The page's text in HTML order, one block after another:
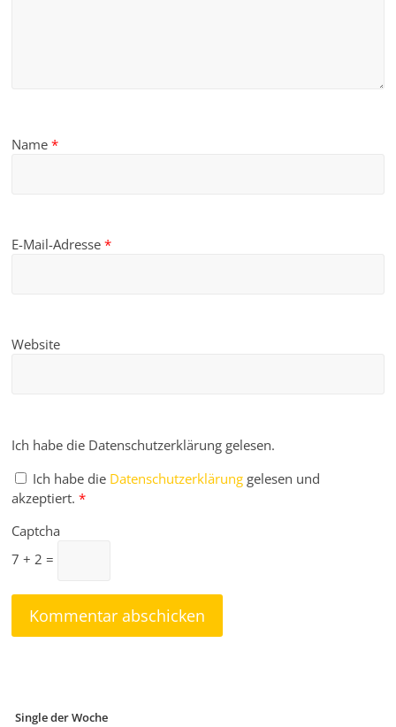
Name*
E-Mail-Adresse*
Website
Ich habe die Datenschutzerklärung gelesen.
Ich habe die Datenschutzerklärung gelesen und
akzeptiert. *
Captcha
7 + 2 =
Single der Woche